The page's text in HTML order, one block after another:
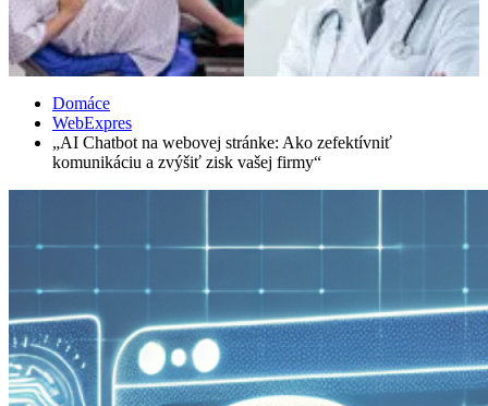
Domáce
WebExpres
„AI Chatbot na webovej stránke: Ako zefektívniť
komunikáciu a zvýšiť zisk vašej firmy“